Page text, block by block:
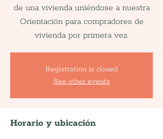
de una vivienda uniéndose a nuestra
Orientación para compradores de
vivienda por primera vez.
Registration is closed
See other events
Horario y ubicación